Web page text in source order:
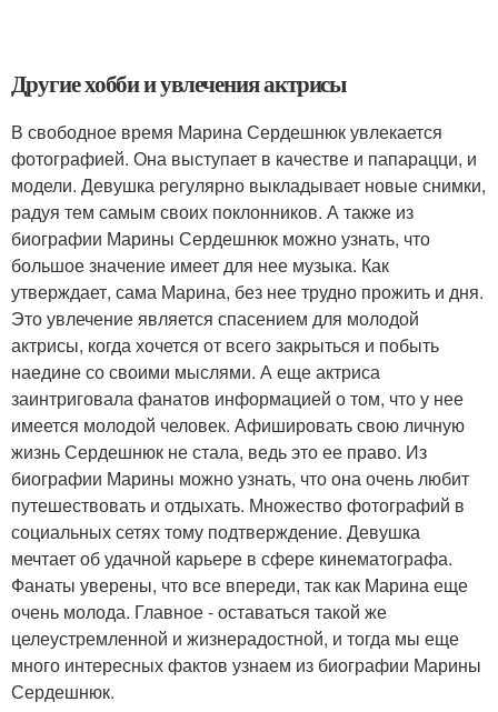
Другие хобби и увлечения актрисы
В свободное время Марина Сердешнюк увлекается
фотографией. Она выступает в качестве и папарацци, и
модели. Девушка регулярно выкладывает новые снимки,
радуя тем самым своих поклонников. А также из
биографии Марины Сердешнюк можно узнать, что
большое значение имеет для нее музыка. Как
утверждает, сама Марина, без нее трудно прожить и дня.
Это увлечение является спасением для молодой
актрисы, когда хочется от всего закрыться и побыть
наедине со своими мыслями. А еще актриса
заинтриговала фанатов информацией о том, что у нее
имеется молодой человек. Афишировать свою личную
жизнь Сердешнюк не стала, ведь это ее право. Из
биографии Марины можно узнать, что она очень любит
путешествовать и отдыхать. Множество фотографий в
социальных сетях тому подтверждение. Девушка
мечтает об удачной карьере в сфере кинематографа.
Фанаты уверены, что все впереди, так как Марина еще
очень молода. Главное - оставаться такой же
целеустремленной и жизнерадостной, и тогда мы еще
много интересных фактов узнаем из биографии Марины
Сердешнюк.